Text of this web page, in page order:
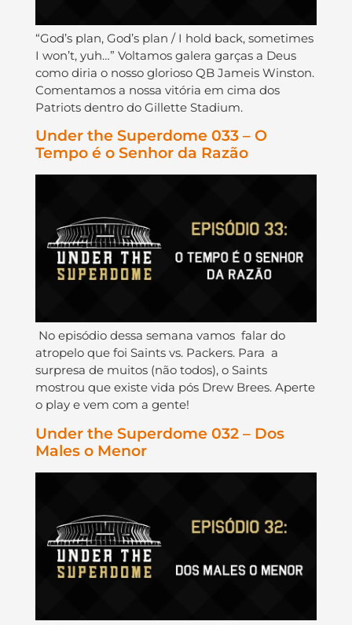
“God’s plan, God’s plan / I hold back, sometimes
I won’t, yuh…” Voltamos galera garças a Deus
como diria o nosso glorioso QB Jameis Winston.
Comentamos a nossa vitória em cima dos
Patriots dentro do Gillette Stadium.
Under the Superdome 033 – O
Tempo é o Senhor da Razão
No episódio dessa semana vamos falar do
atropelo que foi Saints vs. Packers. Para a
surpresa de muitos (não todos), o Saints
mostrou que existe vida pós Drew Brees. Aperte
o play e vem com a gente!
Under the Superdome 032 – Dos
Males o Menor